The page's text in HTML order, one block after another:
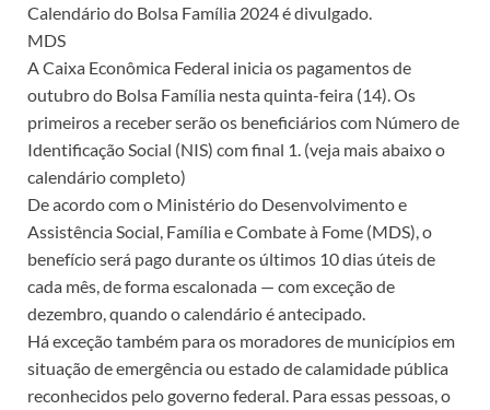
Calendário do Bolsa Família 2024 é divulgado.
MDS
A Caixa Econômica Federal inicia os pagamentos de
outubro do Bolsa Família nesta quinta-feira (14). Os
primeiros a receber serão os beneficiários com Número de
Identificação Social (NIS) com final 1. (veja mais abaixo o
calendário completo)
De acordo com o Ministério do Desenvolvimento e
Assistência Social, Família e Combate à Fome (MDS), o
benefício será pago durante os últimos 10 dias úteis de
cada mês, de forma escalonada — com exceção de
dezembro, quando o calendário é antecipado.
Há exceção também para os moradores de municípios em
situação de emergência ou estado de calamidade pública
reconhecidos pelo governo federal. Para essas pessoas, o